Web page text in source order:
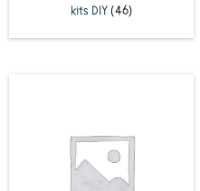
kits DIY(46)